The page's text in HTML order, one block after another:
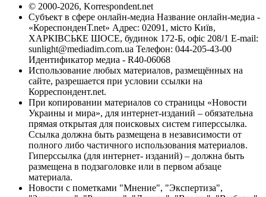
© 2000-2026, Korrespondent.net
Субъект в сфере онлайн-медиа Название онлайн-медиа -
«КореспонденТ.net» Адрес: 02091, місто Київ,
ХАРКІВСЬКЕ ШОСЕ, будинок 172-Б, офіс 208/1 E-mail:
sunlight@mediadim.com.ua Телефон: 044-205-43-00
Идентификатор медиа - R40-06068
Использование любых материалов, размещённых на
сайте, разрешается при условии ссылки на
Корреспондент.net.
При копировании материалов со страницы «Новости
Украины и мира», для интернет-изданий – обязательна
прямая открытая для поисковых систем гиперссылка.
Ссылка должна быть размещена в независимости от
полного либо частичного использования материалов.
Гиперссылка (для интернет- изданий) – должна быть
размещена в подзаголовке или в первом абзаце
материала.
Новости с пометками "Мнение", "Экспертиза",